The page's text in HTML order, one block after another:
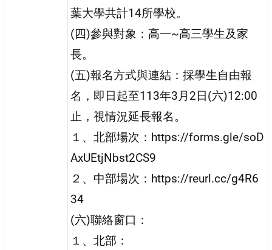
葉大學共計14所學校。
(四)參與對象：高一~高三學生及家
長。
(五)報名方式與連結：採學生自由報
名，即日起至113年3月2日(六)12:00
止，視情況延長報名。
１、北部場次：https://forms.gle/soD
AxUEtjNbst2CS9
２、中部場次：https://reurl.cc/g4R6
34
(六)聯絡窗口：
１、北部：